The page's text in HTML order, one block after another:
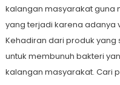
kalangan masyarakat guna
yang terjadi karena adanya
Kehadiran dari produk yang
untuk membunuh bakteri
kalangan masyarakat. Cari